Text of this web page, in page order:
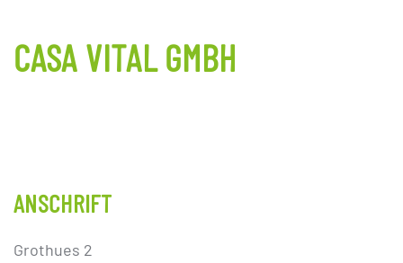
CASA VITAL GMBH
ANSCHRIFT
Grothues 2